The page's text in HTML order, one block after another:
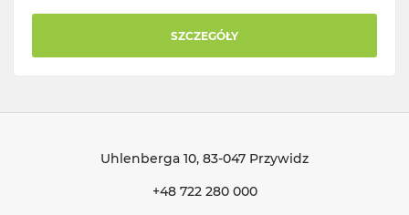
SZCZEGÓŁY
Uhlenberga 10, 83-047 Przywidz
+48 722 280 000